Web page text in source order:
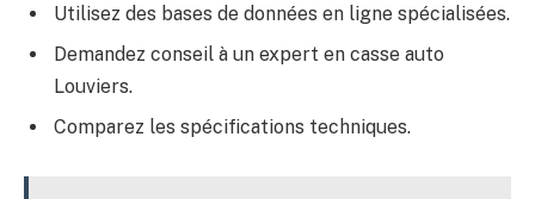
Utilisez des bases de données en ligne spécialisées.
Demandez conseil à un expert en casse auto
Louviers.
Comparez les spécifications techniques.